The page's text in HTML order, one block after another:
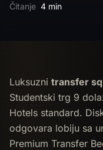
Čitanje 4 min
Luksuzni transfer
Studentski trg 9
Hotels standard.
odgovara lobiju sa
Premium Transfer